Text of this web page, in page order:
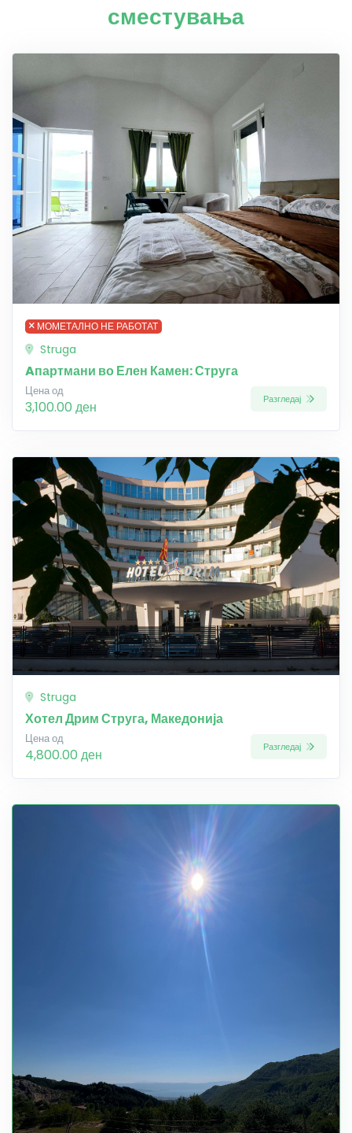
сместувања
МОМЕТАЛНО НЕ РАБОТАТ
Struga
Aпартмани во Елен Камен: Струга
Цена од
3,100.00 ден Разгледај
Struga
Хотел Дрим Струга, Македонија
Цена од
4,800.00 ден Разгледај